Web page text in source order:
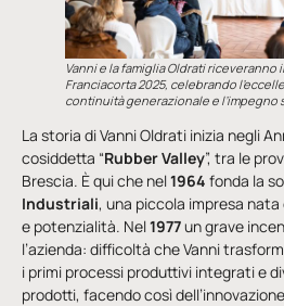
Vanni e la famiglia Oldrati riceveranno
Franciacorta 2025, celebrando
continuità generazionale e l’impegno
La storia di Vanni Oldrati inizia negli
cosiddetta “Rubber Valley”, tra le
Brescia. È qui che nel1964 fonda la
Industriali, una piccola impresa
e potenzialità. Nel1977un grave
l’azienda: difficoltà che Vanni
i primi processi produttivi integrati e
prodotti, facendo così